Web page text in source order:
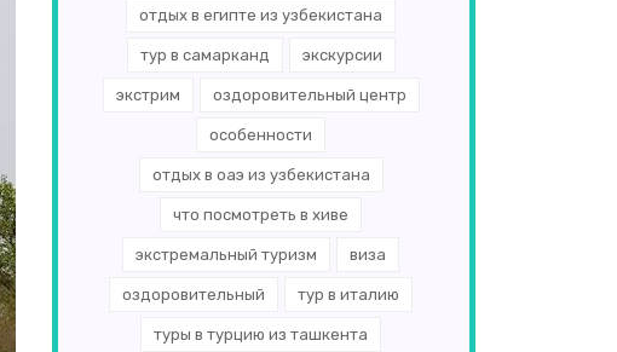
отдых в египте из узбекистана
тур в самарканд экскурсии
экстрим оздоровительный центр
особенности
отдых в оаэ из узбекистана
что посмотреть в хиве
экстремальный туризм виза
оздоровительный тур в италию
туры в турцию из ташкента